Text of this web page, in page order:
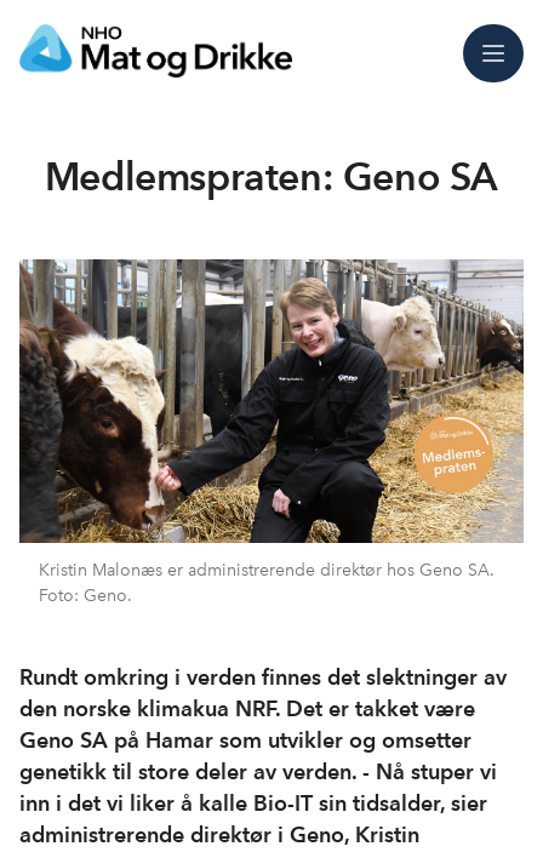
Meny
Medlemspraten: Geno SA
Kristin Malonæs er administrerende direktør hos Geno SA.
Foto: Geno.
Rundt omkring i verden finnes det slektninger av
den norske klimakua NRF. Det er takket være
Geno SA på Hamar som utvikler og omsetter
genetikk til store deler av verden. - Nå stuper vi
inn i det vi liker å kalle Bio-IT sin tidsalder, sier
administrerende direktør i Geno, Kristin